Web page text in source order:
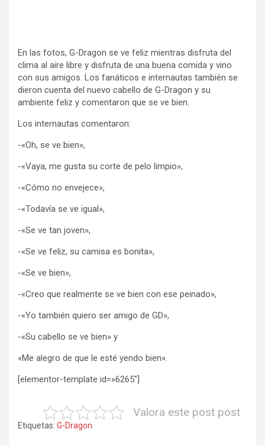
En las fotos, G-Dragon se ve feliz mientras disfruta del
clima al aire libre y disfruta de una buena comida y vino
con sus amigos. Los fanáticos e internautas también se
dieron cuenta del nuevo cabello de G-Dragon y su
ambiente feliz y comentaron que se ve bien.
Los internautas comentaron:
-«Oh, se ve bien»,
-«Vaya, me gusta su corte de pelo limpio»,
-«Cómo no envejece»,
-«Todavía se ve igual»,
-«Se ve tan joven»,
-«Se ve feliz, su camisa es bonita»,
-«Se ve bien»,
-«Creo que realmente se ve bien con ese peinado»,
-«Yo también quiero ser amigo de GD»,
-«Su cabello se ve bien» y
«Me alegro de que le esté yendo bien».
[elementor-template id=»6265″]
Valora este post post
Etiquetas: G-Dragon